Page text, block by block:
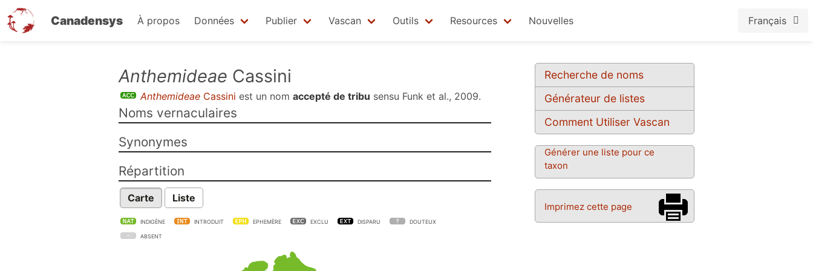
Canadensys À propos Données Publier Vascan Outils Resources Nouvelles Français
Recherche de noms
Générateur de listes
Comment Utiliser Vascan
Générer une liste pour ce
taxon
Imprimez cette page
Anthemideae Cassini
Anthemideae Cassini est un nom accepté de tribu sensu Funk et al., 2009.
Noms vernaculaires
Synonymes
Répartition
Carte Liste
INDIGÈNE INTRODUIT EPHEMÈRE EXCLU DISPARU DOUTEUX
ABSENT